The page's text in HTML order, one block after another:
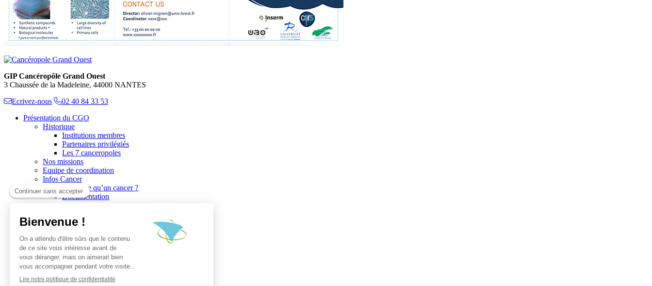
GIP Cancéropôle Grand Ouest
3 Chaussée de la Madeleine, 44000 NANTES
Ecrivez-nous
02 40 84 33 53
Présentation du CGO
Historique
Institutions membres
Partenaires privilégiés
Les 7 canceropoles
Nos missions
Equipe de coordination
Infos Cancer
Qu’est ce qu’un cancer ?
Documentation
Les réseaux du CGO
Les Plates-Formes
Soutien à la recherche
Les appels à communications
Les appels à projets
Jobs/Formations